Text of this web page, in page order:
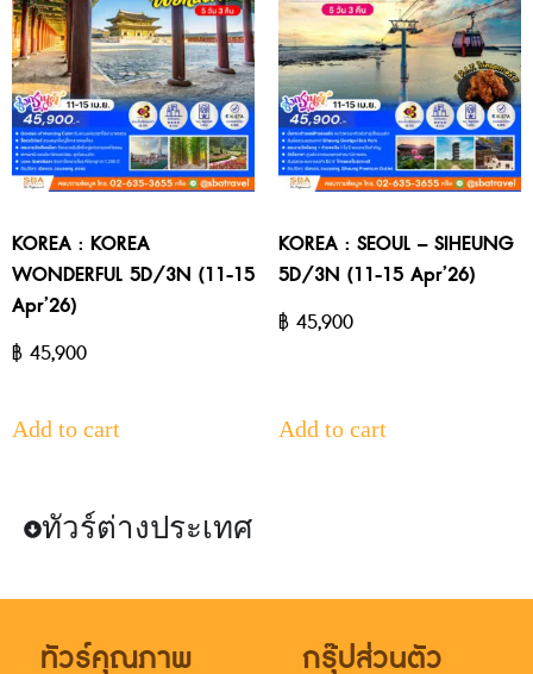
สัมผัสประสบการณ์ท่องเที่ยวหลากหลายประเทศ ด้วยโปรแกรมทัวร์
คุณภาพจาก SBA Travel
KOREA : KOREA
WONDERFUL 5D/3N (11-15
Apr’26)
฿ 45,900
Add to cart
KOREA : SEOUL – SIHEUNG
5D/3N (11-15 Apr’26)
฿ 45,900
Add to cart
ทัวร์ต่างประเทศ
ทัวร์คุณภาพ
กรุ๊ปส่วนตัว